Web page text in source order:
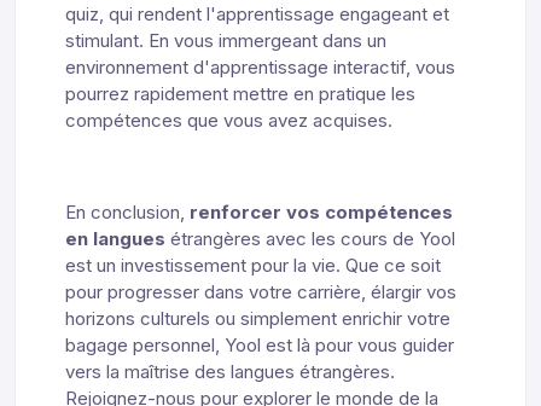
quiz, qui rendent l'apprentissage engageant et
stimulant. En vous immergeant dans un
environnement d'apprentissage interactif, vous
pourrez rapidement mettre en pratique les
compétences que vous avez acquises.
En conclusion, renforcer vos compétences
en langues étrangères avec les cours de Yool
est un investissement pour la vie. Que ce soit
pour progresser dans votre carrière, élargir vos
horizons culturels ou simplement enrichir votre
bagage personnel, Yool est là pour vous guider
vers la maîtrise des langues étrangères.
Rejoignez-nous pour explorer le monde de la